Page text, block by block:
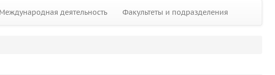
Международная деятельность Факультеты и подразделения